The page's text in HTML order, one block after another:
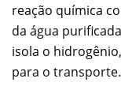
reação química
da água
isola o
para o transporte.